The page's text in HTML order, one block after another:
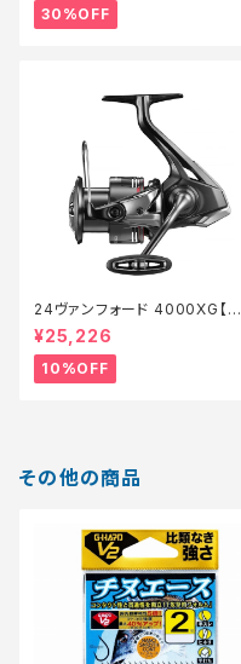
30%OFF
24ヴァンフォード 4000XG【継
続セール_リール】【10】
¥25,226
10%OFF
その他の商品